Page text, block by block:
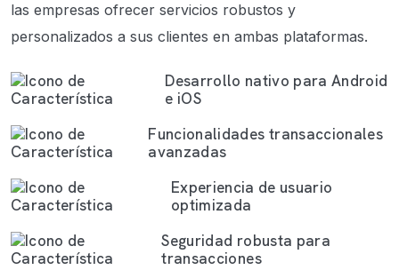
las empresas ofrecer servicios robustos y
personalizados a sus clientes en ambas plataformas.
Desarrollo nativo para Android
e iOS
Funcionalidades transaccionales
avanzadas
Experiencia de usuario
optimizada
Seguridad robusta para
transacciones